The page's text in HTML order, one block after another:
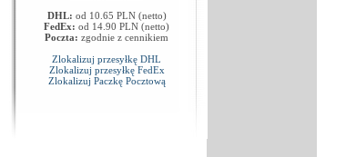
DHL: od 10.65 PLN (netto)
FedEx: od 14.90 PLN (netto)
Poczta: zgodnie z cennikiem
Zlokalizuj przesyłkę DHL
Zlokalizuj przesyłkę FedEx
Zlokalizuj Paczkę Pocztową